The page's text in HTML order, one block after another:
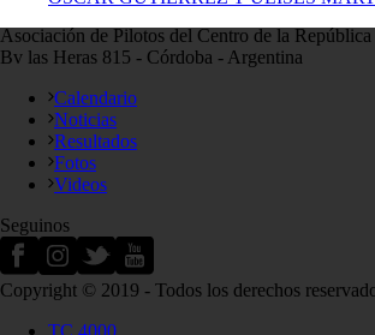
Asociación de Pilotos del Centro de la República
Bv las Heras 815 - Córdoba - Argentina
Calendario
Noticias
Resultados
Fotos
Videos
Seguinos
Copyright © 2019 - Todos los derechos
TC 4000